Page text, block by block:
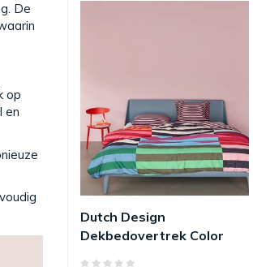
De
op
en
Dutch Design
Dekbedovertrek Color